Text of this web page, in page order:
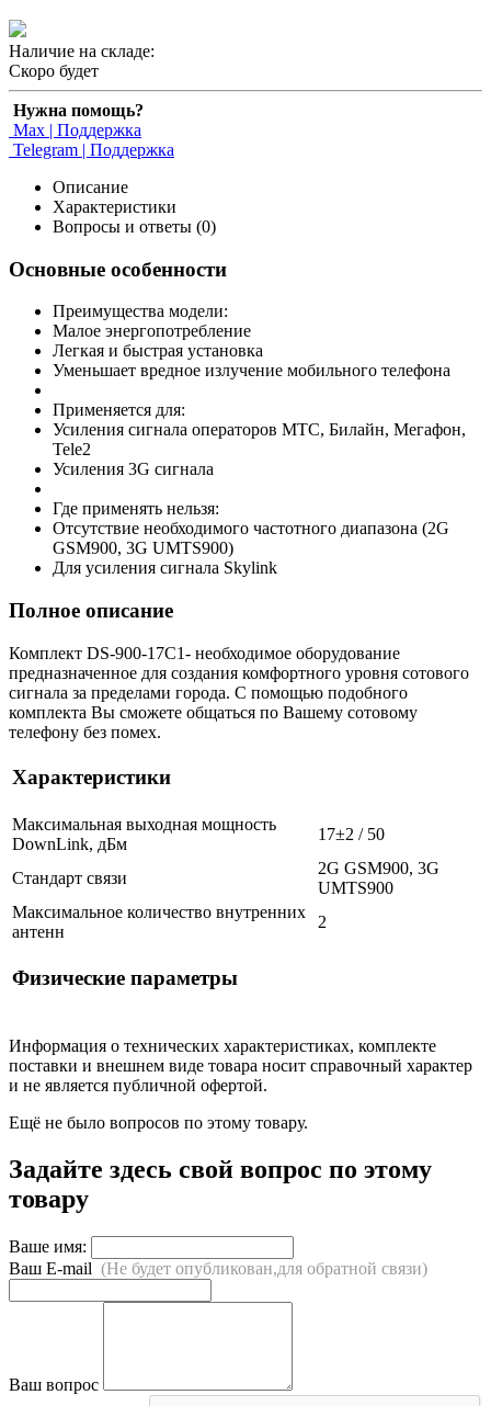
Наличие на складе:
Скоро будет
Нужна помощь?
Max | Поддержка
Telegram | Поддержка
Описание
Характеристики
Вопросы и ответы (0)
Основные особенности
Преимущества модели:
Малое энергопотребление
Легкая и быстрая установка
Уменьшает вредное излучение мобильного телефона
Применяется для:
Усиления сигнала операторов MTC, Билайн, Мегафон,
Tele2
Усиления 3G сигнала
Где применять нельзя:
Отсутствие необходимого частотного диапазона (2G
GSM900, 3G UMTS900)
Для усиления сигнала Skylink
Полное описание
Комплект DS-900-17C1- необходимое оборудование
предназначенное для создания комфортного уровня сотового
сигнала за пределами города. С помощью подобного
комплекта Вы сможете общаться по Вашему сотовому
телефону без помех.
Характеристики
Максимальная выходная мощность
DownLink, дБм
17±2 / 50
Стандарт связи
2G GSM900, 3G
UMTS900
Максимальное количество внутренних
антенн
2
Физические параметры
Информация о технических характеристиках, комплекте
поставки и внешнем виде товара носит справочный характер
и не является публичной офертой.
Ещё не было вопросов по этому товару.
Задайте здесь свой вопрос по этому
товару
Ваше имя:
Ваш E-mail (Не будет опубликован,для обратной связи)
Ваш вопрос